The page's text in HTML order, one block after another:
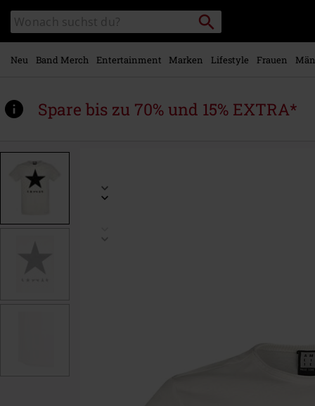
Hauptinhalt
springen
Katalog
durchsuchen
Packstation
suchen
Neu Band Merch Entertainment Marken Lifestyle Frauen
Spare bis zu 70% und 15% EXTRA*
www.emp.at/p/amplified-
574957.html